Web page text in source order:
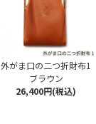
外がま口の二つ折財布1
ブラウン
26,400円(税込)